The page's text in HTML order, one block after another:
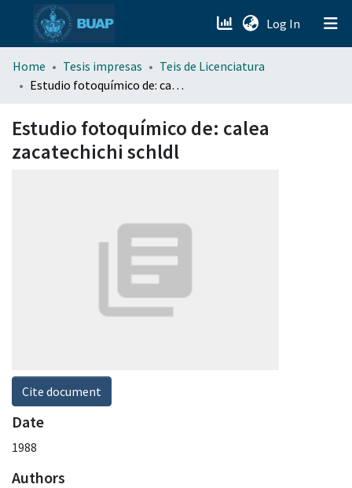
Log In (current)
menu.section.about_menu
Home Tesis impresas
Teis de Licenciatura
Estudio fotoquímico de: calea zacatechichi schldl
Estudio fotoquímico de: calea
zacatechichi schldl
Cite document
Date
1988
Authors